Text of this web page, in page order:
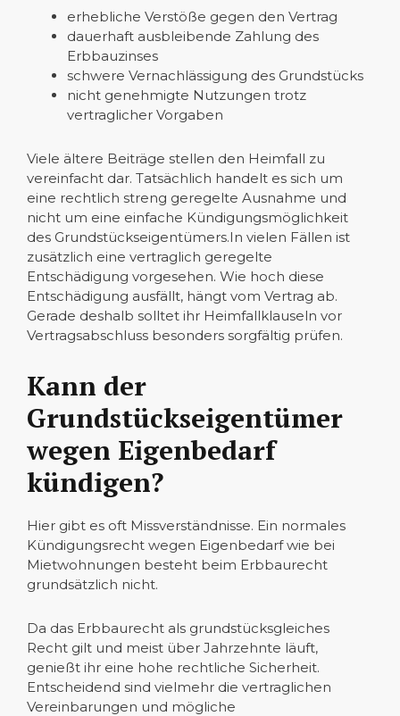
erhebliche Verstöße gegen den Vertrag
dauerhaft ausbleibende Zahlung des
Erbbauzinses
schwere Vernachlässigung des Grundstücks
nicht genehmigte Nutzungen trotz
vertraglicher Vorgaben
Viele ältere Beiträge stellen den Heimfall zu
vereinfacht dar. Tatsächlich handelt es sich um
eine rechtlich streng geregelte Ausnahme und
nicht um eine einfache Kündigungsmöglichkeit
des Grundstückseigentümers.In vielen Fällen ist
zusätzlich eine vertraglich geregelte
Entschädigung vorgesehen. Wie hoch diese
Entschädigung ausfällt, hängt vom Vertrag ab.
Gerade deshalb solltet ihr Heimfallklauseln vor
Vertragsabschluss besonders sorgfältig prüfen.
Kann der
Grundstückseigentümer
wegen Eigenbedarf
kündigen?
Hier gibt es oft Missverständnisse. Ein normales
Kündigungsrecht wegen Eigenbedarf wie bei
Mietwohnungen besteht beim Erbbaurecht
grundsätzlich nicht.
Da das Erbbaurecht als grundstücksgleiches
Recht gilt und meist über Jahrzehnte läuft,
genießt ihr eine hohe rechtliche Sicherheit.
Entscheidend sind vielmehr die vertraglichen
Vereinbarungen und mögliche